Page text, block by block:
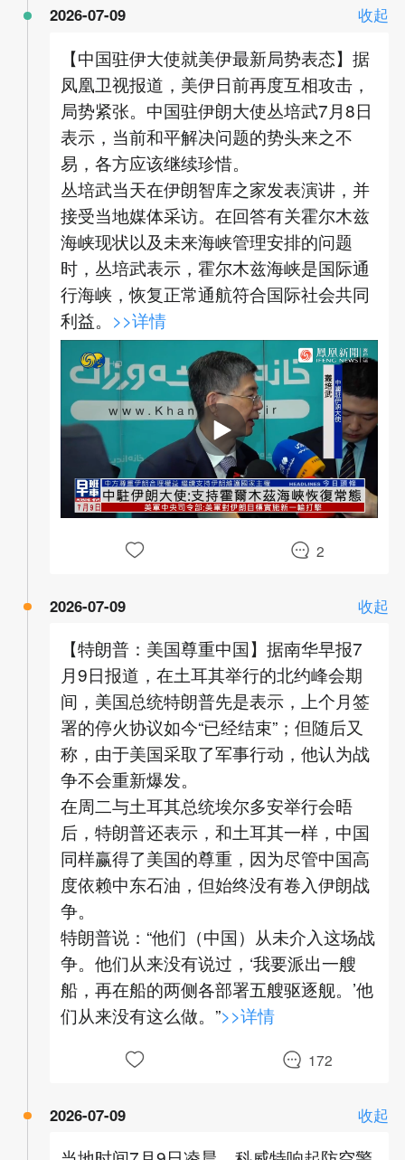
2026-07-09 收起
【中国驻伊大使就美伊最新局势表态】据
凤凰卫视报道，美伊日前再度互相攻击，
局势紧张。中国驻伊朗大使丛培武7月8日
表示，当前和平解决问题的势头来之不
易，各方应该继续珍惜。
丛培武当天在伊朗智库之家发表演讲，并
接受当地媒体采访。在回答有关霍尔木兹
海峡现状以及未来海峡管理安排的问题
时，丛培武表示，霍尔木兹海峡是国际通
行海峡，恢复正常通航符合国际社会共同
利益。 >>详情
00:00 02:21
2
2026-07-09 收起
【特朗普：美国尊重中国】据南华早报7
月9日报道，在土耳其举行的北约峰会期
间，美国总统特朗普先是表示，上个月签
署的停火协议如今“已经结束”；但随后又
称，由于美国采取了军事行动，他认为战
争不会重新爆发。
在周二与土耳其总统埃尔多安举行会晤
后，特朗普还表示，和土耳其一样，中国
同样赢得了美国的尊重，因为尽管中国高
度依赖中东石油，但始终没有卷入伊朗战
争。
特朗普说：“他们（中国）从未介入这场战
争。他们从来没有说过，‘我要派出一艘
船，再在船的两侧各部署五艘驱逐舰。’他
们从来没有这么做。”>>详情
172
2026-07-09 收起